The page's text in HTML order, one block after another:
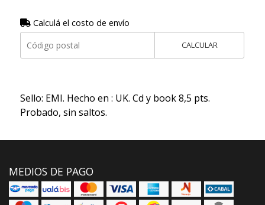
Calculá el costo de envío
CALCULAR
Sello: EMI. Hecho en : UK. Cd y book 8,5 pts.
Probado, sin saltos.
MEDIOS DE PAGO